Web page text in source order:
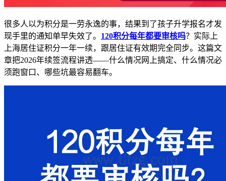
很多人以为积分是一劳永逸的事，结果到了孩子升学报名才发
现手里的通知单早失效了。 120积分每年都要审核吗？实际上
上海居住证积分一年一续，跟居住证有效期完全同步。这篇文
章把2026年续签流程讲透——什么情况网上搞定、什么情况必
须跑窗口、哪些坑最容易翻车。